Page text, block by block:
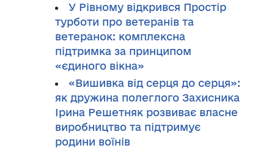
У Рівному відкрився Простір
турботи про ветеранів та
ветеранок: комплексна
підтримка за принципом
«єдиного вікна»
«Вишивка від серця до серця»:
як дружина полеглого Захисника
Ірина Решетняк розвиває власне
виробництво та підтримує
родини воїнів